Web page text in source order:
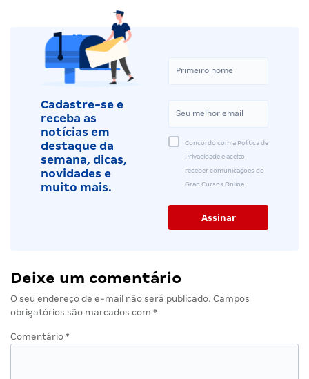
Cadastre-se e
receba as
notícias em
destaque da
semana, dicas,
novidades e
muito mais.
Concordo com a Política de
Privacidade e aceito
receber comunicações do
Gran Cursos Online.
Deixe um comentário
O seu endereço de e-mail não será publicado. Campos
obrigatórios são marcados com *
Comentário *